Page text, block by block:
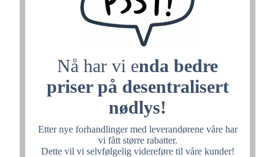
Nå har vi enda bedre
priser på desentralisert
nødlys!
Etter nye forhandlinger med leverandørene våre har
vi fått større rabatter.
Dette vil vi selvfølgelig videreføre til våre kunder!
terminatorer
skrueadapter
LT-ACC-SAK Kategori:Li-ion Tamer®
,Li-ion Tamer
Relaterte produkter